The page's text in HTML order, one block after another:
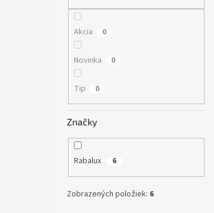
Akcia 0
Novinka 0
Tip 0
Značky
Rabalux 6
Zobrazených položiek: 6